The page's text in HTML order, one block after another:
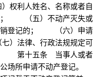
利人姓名、名称或者自
； （五）不动产灭失或
销登记的； （六）申请
法律、行政法规规定可
。 第十五条 当事人或者
场所申请不动产登记。